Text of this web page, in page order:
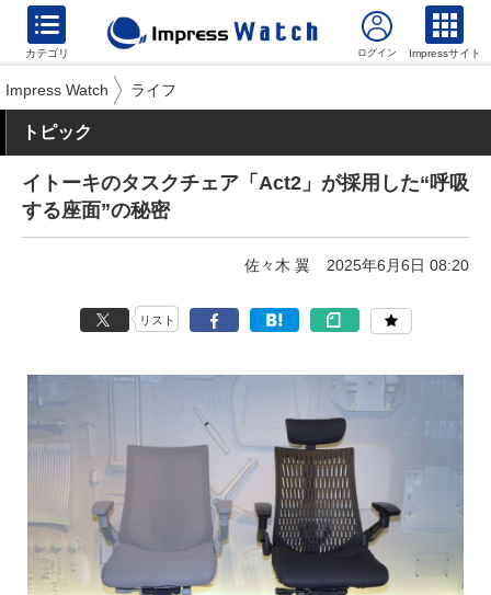
カテゴリ Impressサイト
Impress Watch ライフ
トピック
イトーキのタスクチェア「Act2」が採用した“呼吸
する座面”の秘密
佐々木 翼 2025年6月6日 08:20
リスト